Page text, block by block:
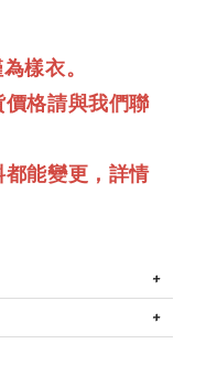
樣衣。
格請與我們聯
能變更，詳情